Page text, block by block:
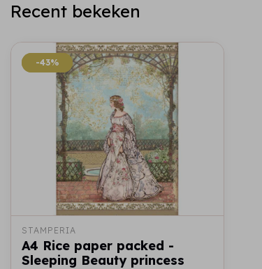
Recent bekeken
-43%
-43%
STAMPERIA
A4 Rice paper packed -
Sleeping Beauty princess